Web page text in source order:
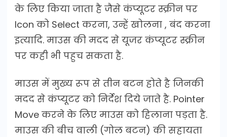
के लिए किया जाता है जैसे कंप्यूटर स्क्रीन पर
Icon को Select करना, उन्हें खोलना , बंद करना
इत्यादि. माउस की मदद से यूजर कंप्यूटर स्क्रीन
पर कही भी पहुच सकता है.
माउस में मुख्य रूप से तीन बटन होते है जिनकी
मदद से कंप्यूटर को निर्देश दिये जाते है. Pointer
Move करने के लिए माउस को हिलाना पड़ता है.
माउस की बीच वाली (गोल बटन) की सहायता